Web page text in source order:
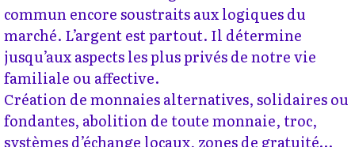
commun encore soustraits aux logiques du
marché. L’argent est partout. Il détermine
jusqu’aux aspects les plus privés de notre vie
familiale ou affective.
Création de monnaies alternatives, solidaires ou
fondantes, abolition de toute monnaie, troc,
systèmes d’échange locaux, zones de gratuité…